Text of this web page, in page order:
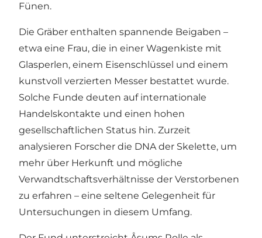
Fünen.
Die Gräber enthalten spannende Beigaben –
etwa eine Frau, die in einer Wagenkiste mit
Glasperlen, einem Eisenschlüssel und einem
kunstvoll verzierten Messer bestattet wurde.
Solche Funde deuten auf internationale
Handelskontakte und einen hohen
gesellschaftlichen Status hin. Zurzeit
analysieren Forscher die DNA der Skelette, um
mehr über Herkunft und mögliche
Verwandtschaftsverhältnisse der Verstorbenen
zu erfahren – eine seltene Gelegenheit für
Untersuchungen in diesem Umfang.